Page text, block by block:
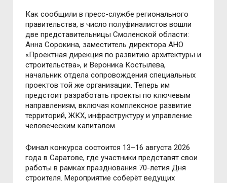
Как сообщили в пресс-службе регионального
правительства, в число полуфиналистов вошли
две представительницы Смоленской области:
Анна Сорокина, заместитель директора АНО
«Проектная дирекция по развитию архитектуры и
строительства», и Вероника Костылева,
начальник отдела сопровождения специальных
проектов той же организации. Теперь им
предстоит разработать проекты по ключевым
направлениям, включая комплексное развитие
территорий, ЖКХ, инфраструктуру и управление
человеческим капиталом.
Финал конкурса состоится 13–16 августа 2026
года в Саратове, где участники представят свои
работы в рамках празднования 70-летия Дня
строителя. Мероприятие соберёт ведущих